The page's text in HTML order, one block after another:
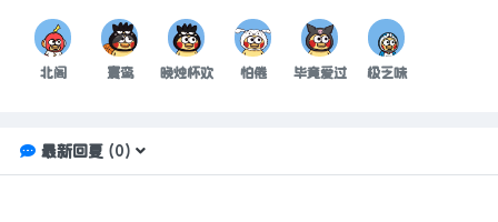
北阁 寰鸾 晚烛杯欢 怕倦 毕竟爱过 极乏味
最新回复(0)